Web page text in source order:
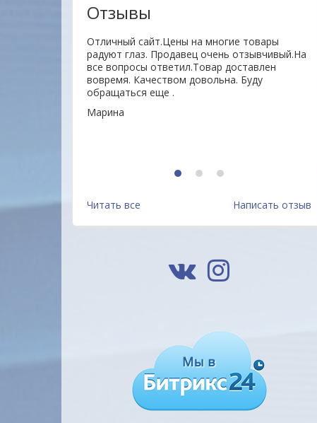
Отзывы
Отличный сайт.Цены на многие товары
радуют глаз. Продавец очень отзывчивый.На
все вопросы ответил.Товар доставлен
вовремя. Качеством довольна. Буду
обращаться еще .
Марина
1 2 3
Читать все Написать отзыв